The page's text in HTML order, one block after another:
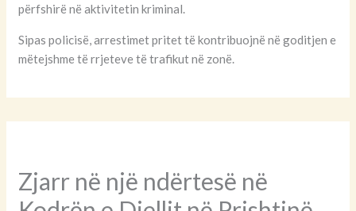
përfshirë në aktivitetin kriminal.
Sipas policisë, arrestimet pritet të kontribuojnë në goditjen e
mëtejshme të rrjeteve të trafikut në zonë.
Zjarr në një ndërtesë në